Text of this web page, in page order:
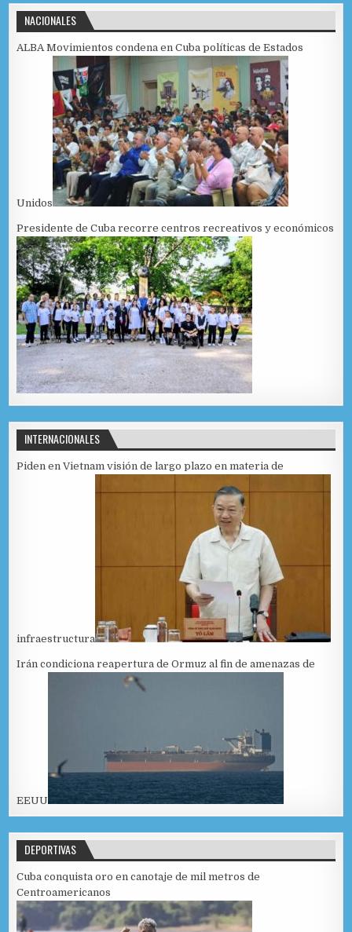
NACIONALES
ALBA Movimientos condena en Cuba políticas de Estados
Unidos
Presidente de Cuba recorre centros recreativos y económicos
INTERNACIONALES
Piden en Vietnam visión de largo plazo en materia de
infraestructura
Irán condiciona reapertura de Ormuz al fin de amenazas de
EEUU
DEPORTIVAS
Cuba conquista oro en canotaje de mil metros de
Centroamericanos